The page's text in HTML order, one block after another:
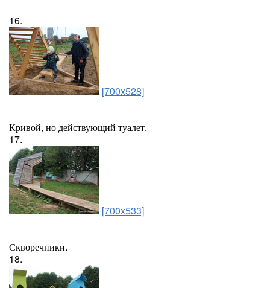
16.
[700x528]
Кривой, но действующий туалет.
17.
[700x533]
Скворечники.
18.